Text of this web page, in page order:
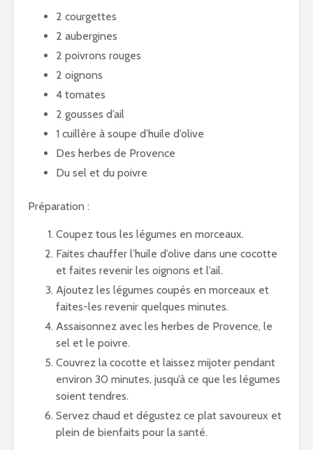
2 courgettes
2 aubergines
2 poivrons rouges
2 oignons
4 tomates
2 gousses d’ail
1 cuillère à soupe d’huile d’olive
Des herbes de Provence
Du sel et du poivre
Préparation :
Coupez tous les légumes en morceaux.
Faites chauffer l’huile d’olive dans une cocotte
et faites revenir les oignons et l’ail.
Ajoutez les légumes coupés en morceaux et
faites-les revenir quelques minutes.
Assaisonnez avec les herbes de Provence, le
sel et le poivre.
Couvrez la cocotte et laissez mijoter pendant
environ 30 minutes, jusqu’à ce que les légumes
soient tendres.
Servez chaud et dégustez ce plat savoureux et
plein de bienfaits pour la santé.